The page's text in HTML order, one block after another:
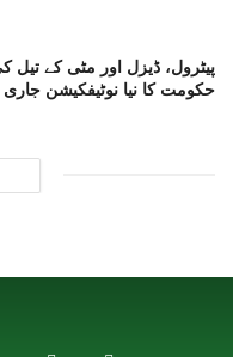
پیٹرول، ڈیزل اور مٹی کے تیل
حکومت کا نیا نوٹیفکیشن جاری